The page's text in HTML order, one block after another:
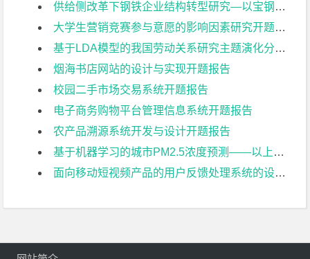
供给侧改革下钢铁企业结构转型研究—以宝钢集团为例开题报告
大学生营销竞赛参与意愿的影响因素研究开题报告
基于LDA模型的我国劳动关系研究主题演化分析开题报告
烟海书店网站的设计与实现开题报告
校园二手市场交易系统开题报告
电子商务购物平台管理信息系统开题报告
农产品溯源系统开发与设计开题报告
基于机器学习的城市PM2.5浓度预测——以上海市为例开题报告
面向移动短视频产品的用户反馈处理系统的设计与实现开题报告